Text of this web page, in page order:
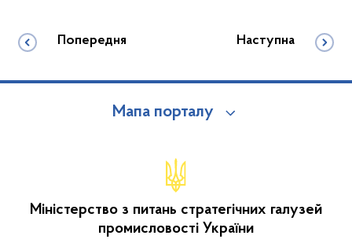
Попередня Наступна
Мапа порталу
Міністерство з питань стратегічних галузей
промисловості України